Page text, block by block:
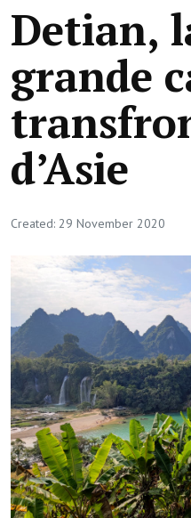
Detian,
grande
d’Asie
Created: 29 November 2020